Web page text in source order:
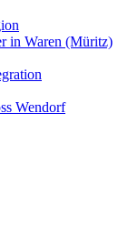
in Waren (Müritz)
Wendorf